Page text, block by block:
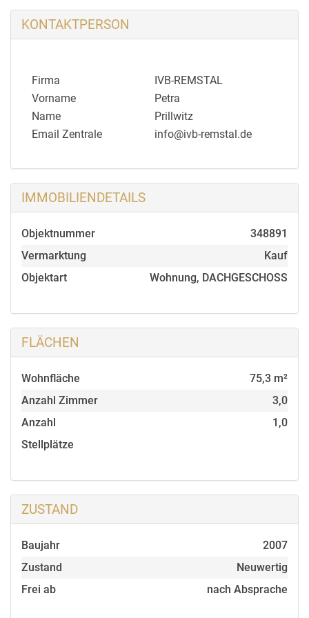
Alle Objektangaben beruhen auf Mitteilungen des
erfolgen ausschließlich über uns. Im Übrigen
verweisen wir auf unsere allgemeinen
Geschäftsbedingungen. Bitte haben Sie Verständnis
dafür, dass wir für den Exposéversand Ihre
KONTAKTPERSON
Firma
IVB-REMSTAL
Vorname
Petra
Name
Prillwitz
Email Zentrale
info@ivb-remstal.de
IMMOBILIENDETAILS
Objektnummer
348891
Vermarktung
Kauf
Objektart
Wohnung, DACHGESCHOSS
FLÄCHEN
Wohnfläche
75,3 m²
Anzahl Zimmer
3,0
Anzahl
Stellplätze
1,0
ZUSTAND
Baujahr
2007
Zustand
Neuwertig
Frei ab
nach Absprache